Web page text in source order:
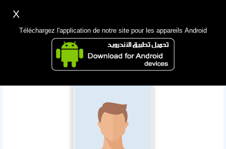
App Mobile
X
Téléchargez l'application de notre site pour les appareils Android